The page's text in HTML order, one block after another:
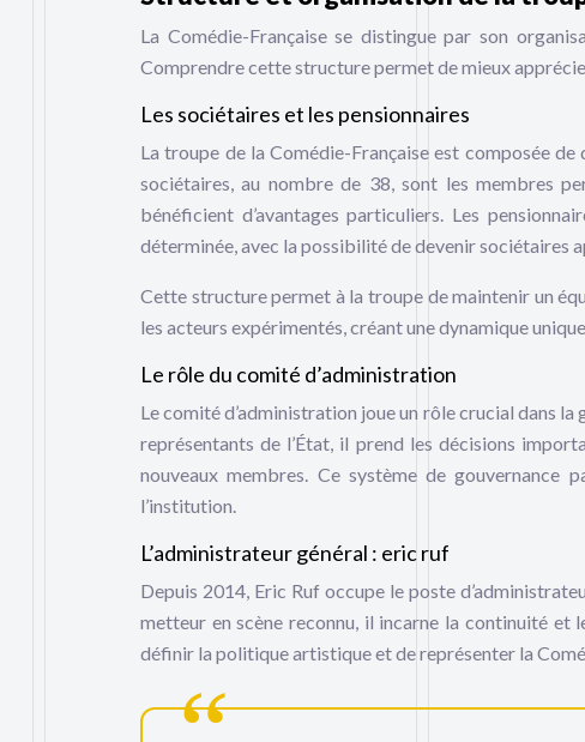
La Comédie-Française se distingue par son
Comprendre cette structure permet de mieux
Les sociétaires et les pensionnaires
La troupe de la Comédie-Française est composée
sociétaires, au nombre de 38, sont les membres
bénéficient d’avantages particuliers. Les
déterminée, avec la possibilité de devenir sociétaires
Cette structure permet à la troupe de maintenir un
les acteurs expérimentés, créant une dynamique
Le rôle du comité d’administration
Le comité d’administration joue un rôle crucial dans
représentants de l’État, il prend les décisions
nouveaux membres. Ce système de gouvernance
l’institution.
L’administrateur général : eric ruf
Depuis 2014, Eric Ruf occupe le poste
metteur en scène reconnu, il incarne la continuité et
définir la politique artistique et de représenter la